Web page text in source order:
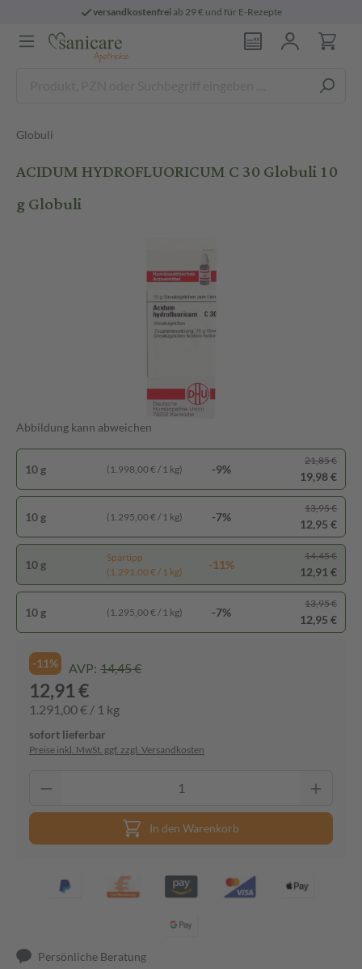
versandkostenfreiab 29 € und für E-Rezepte
Globuli
ACIDUM HYDROFLUORICUM C 30 Globuli 10
g Globuli
Abbildung kann abweichen
10 g (1.998,00 € / 1 kg) -9%
21,85 €
19,98 €
10 g (1.295,00 € / 1 kg) -7%
13,95 €
12,95 €
10 g
Spartipp
(1.291,00 € / 1 kg)
-11%
14,45 €
12,91 €
10 g (1.295,00 € / 1 kg) -7%
13,95 €
12,95 €
-11% AVP: 14,45 €
12,91 €
1.291,00 € / 1 kg
sofort lieferbar
Preise inkl. MwSt. ggf. zzgl. Versandkosten
In den Warenkorb
Persönliche Beratung